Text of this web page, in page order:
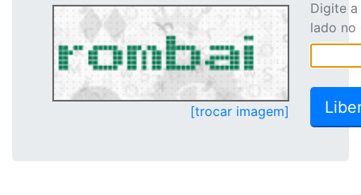
[trocar imagem]
Digite
lado no